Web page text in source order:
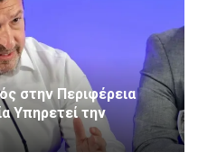
στην Περιφέρεια
Υπηρετεί την